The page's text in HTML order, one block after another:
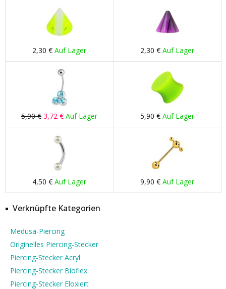
2,30 € Auf Lager 2,30 € Auf Lager
5,90 € 3,72 € Auf Lager 5,90 € Auf Lager
4,50 € Auf Lager 9,90 € Auf Lager
Verknüpfte Kategorien
Medusa-Piercing
Originelles Piercing-Stecker
Piercing-Stecker Acryl
Piercing-Stecker Bioflex
Piercing-Stecker Eloxiert